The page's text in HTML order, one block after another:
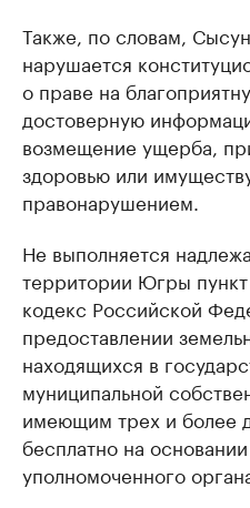
Также, по словам,
нарушается
о праве на
достоверную
возмещение ущерба,
здоровью или
правонарушением.
Не выполняется
территории Югры
кодекс Российской
предоставлении
находящихся в
муниципальной
имеющим трех и более
бесплатно на
уполномоченного